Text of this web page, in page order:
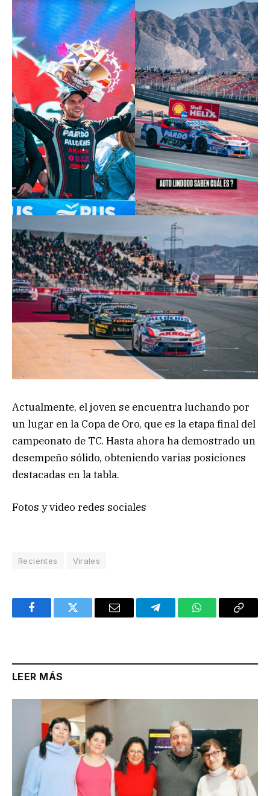
Actualmente, el joven se encuentra luchando por
un lugar en la Copa de Oro, que es la etapa final del
campeonato de TC. Hasta ahora ha demostrado un
desempeño sólido, obteniendo varias posiciones
destacadas en la tabla.
Fotos y video redes sociales
Recientes Virales
FacebookTwitter Email TelegramWhatsAppCopy
LEER MÁS